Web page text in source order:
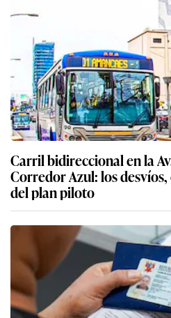
Carril bidireccional en la
Corredor Azul: los
del plan piloto